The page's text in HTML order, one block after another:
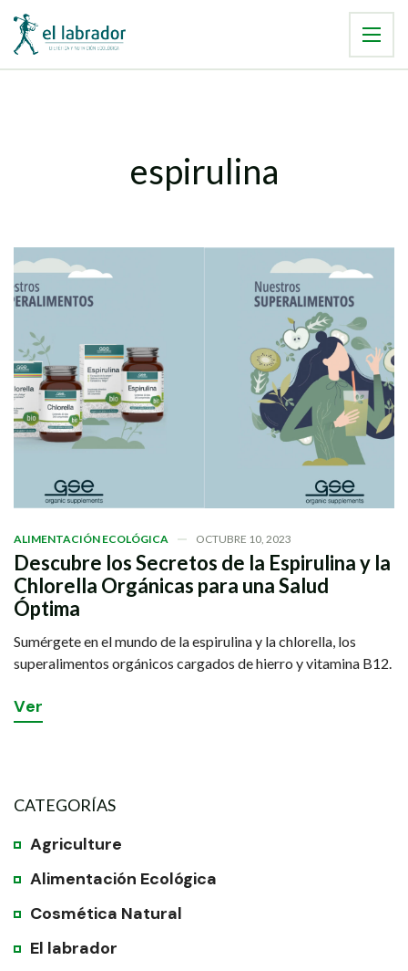
espirulina
ALIMENTACIÓN ECOLÓGICA OCTUBRE 10, 2023
Descubre los Secretos de la Espirulina y la
Chlorella Orgánicas para una Salud
Óptima
Sumérgete en el mundo de la espirulina y la chlorella, los
superalimentos orgánicos cargados de hierro y vitamina B12.
Ver
CATEGORÍAS
Agriculture
Alimentación Ecológica
Cosmética Natural
El labrador